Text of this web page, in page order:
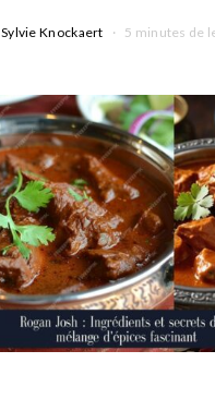
Sylvie Knockaert 5 minutes de